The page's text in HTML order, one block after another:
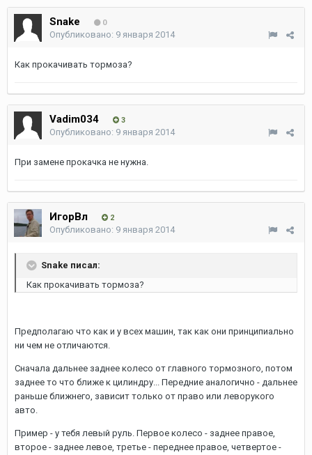
Snake 0
Опубликовано: 9 января 2014
Как прокачивать тормоза?
Vadim034 3
Опубликовано: 9 января 2014
При замене прокачка не нужна.
ИгорВл 2
Опубликовано: 9 января 2014
Snake писал:
Как прокачивать тормоза?
Предполагаю что как и у всех машин, так как они принципиально
ни чем не отличаются.
Сначала дальнее заднее колесо от главного тормозного, потом
заднее то что ближе к цилиндру... Передние аналогично - дальнее
раньше ближнего, зависит только от право или леворукого
авто.
Пример - у тебя левый руль. Первое колесо - заднее правое,
второе - заднее левое, третье - переднее правое, четвертое -